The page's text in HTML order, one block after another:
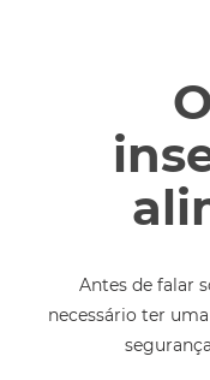
Antes de falar
necessário ter